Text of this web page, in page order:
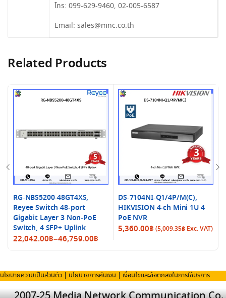
โทร: 099-629-9460, 02-005-6587
Email: sales@mnc.co.th
Related Products
RG-NBS5200-48GT4XS,
Reyee Switch 48-port
Gigabit Layer 3 Non-PoE
Switch, 4 SFP+ Uplink
22,042.00฿–46,759.00฿
Price
range:
through
DS-7104NI-Q1/4P/M(C),
HIKVISION 4-ch Mini 1U 4
PoE NVR
5,360.00฿ (5,009.35฿ Exc. VAT)
นโยบายความเป็นส่วนตัว | นโยบายการคืนเงิน | เงื่อนไขและข้อตกลงในการใช้บริการ